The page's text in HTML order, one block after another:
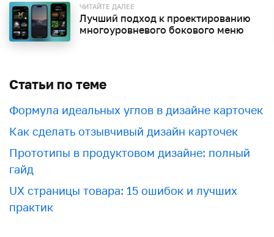
ЧИТАЙТЕ ДАЛЕЕ
Лучший подход к проектированию
многоуровневого бокового меню
Статьи по теме
Формула идеальных углов в дизайне карточек
Как сделать отзывчивый дизайн карточек
Прототипы в продуктовом дизайне: полный
гайд
UX страницы товара: 15 ошибок и лучших
практик